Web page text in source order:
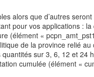
alors que d’autres
pour vos applications :
(élément «
de la province relié au
sur 3, 6, 12 et 24
cumulée (élément «